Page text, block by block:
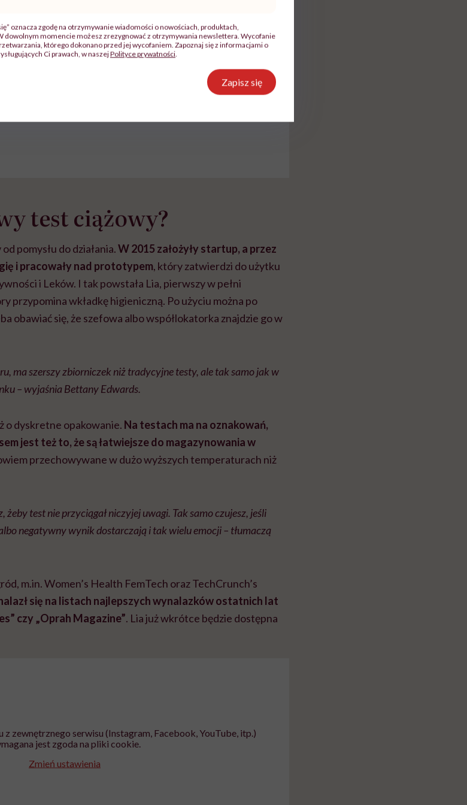
zewnętrznego serwisu (Instagram, Facebook, YouTube, itp.)
jest zgoda na pliki cookie.
test ciążowy?
pomysłu do działania.W 2015 założyły startup, a przez
i pracowały nad prototypem, który zatwierdzi do użytku
i Leków. I tak powstała Lia, pierwszy w pełni
przypomina wkładkę higieniczną. Po użyciu można po
obawiać się, że szefowa albo współlokatorka znajdzie go w
ma szerszy zbiorniczek niż tradycyjne testy, ale tak samo jak w
– wyjaśnia Bettany Edwards.
o dyskretne opakowanie. Na testach ma na oznakowań,
jest też to, że są łatwiejsze do magazynowania w
przechowywane w dużo wyższych temperaturach niż
żeby test nie przyciągał niczyjej uwagi. Tak samo czujesz, jeśli
negatywny wynik dostarczają i tak wielu emocji – tłumaczą
m.in. Women’s Health FemTech oraz TechCrunch’s
się na listach najlepszych wynalazków ostatnich lat
czy „Oprah Magazine”. Lia już wkrótce będzie dostępna
z zewnętrznego serwisu (Instagram, Facebook, YouTube, itp.)
jest zgoda na pliki cookie.
Zmień ustawienia
oznacza zgodę na otrzymywanie wiadomości o nowościach, produktach,
dowolnym momencie możesz zrezygnować z otrzymywania newslettera. Wycofanie
którego dokonano przed jej wycofaniem. Zapoznaj się z informacjami o
Ci prawach, w naszejPolityce prywatności.
Zapisz się